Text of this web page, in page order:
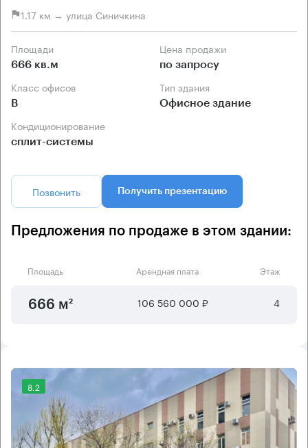
1.17 км → улица Синичкина
Площади
666 кв.м
Цена продажи
по запросу
Класс офисов
B
Тип здания
Офисное здание
Кондиционирование
сплит-системы
Позвонить Получить презентацию
Предложения по продаже в этом здании:
Площадь Арендная плата Этаж
666 м² 106 560 000 ₽ 4
8.2